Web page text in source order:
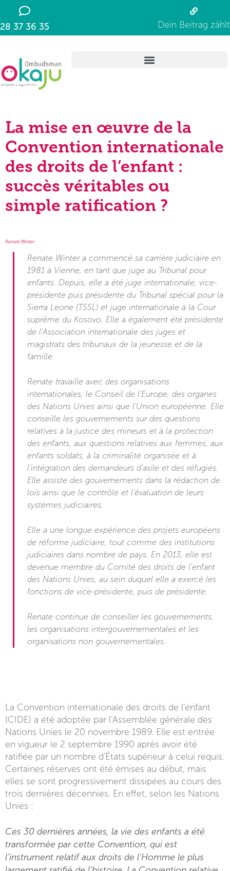
28 37 36 35 Dein Beitrag zählt
La mise en œuvre de la
Convention internationale
des droits de l’enfant :
succès véritables ou
simple ratification ?
Renate Winter
Renate Winter a commencé sa carrière judiciaire en
1981 à Vienne, en tant que juge au Tribunal pour
enfants. Depuis, elle a été juge internationale, vice-
présidente puis présidente du Tribunal spécial pour la
Sierra Leone (TSSL) et juge internationale à la Cour
suprême du Kosovo. Elle a également été présidente
de l’Association internationale des juges et
magistrats des tribunaux de la jeunesse et de la
famille.
Renate travaille avec des organisations
internationales, le Conseil de l’Europe, des organes
des Nations Unies ainsi que l’Union européenne. Elle
conseille les gouvernements sur des questions
relatives à la justice des mineurs et à la protection
des enfants, aux questions relatives aux femmes, aux
enfants soldats, à la criminalité organisée et à
l’intégration des demandeurs d’asile et des réfugiés.
Elle assiste des gouvernements dans la rédaction de
lois ainsi que le contrôle et l’évaluation de leurs
systèmes judiciaires.
Elle a une longue expérience des projets européens
de réforme judiciaire, tout comme des institutions
judiciaires dans nombre de pays. En 2013, elle est
devenue membre du Comité des droits de l’enfant
des Nations Unies, au sein duquel elle a exercé les
fonctions de vice-présidente, puis de présidente.
Renate continue de conseiller les gouvernements,
les organisations intergouvernementales et les
organisations non gouvernementales.
La Convention internationale des droits de l’enfant
(CIDE) a été adoptée par l’Assemblée générale des
Nations Unies le 20 novembre 1989. Elle est entrée
en vigueur le 2 septembre 1990 après avoir été
ratifiée par un nombre d’États supérieur à celui requis.
Certaines réserves ont été émises au début, mais
elles se sont progressivement dissipées au cours des
trois dernières décennies. En effet, selon les Nations
Unies :
Ces 30 dernières années, la vie des enfants a été
transformée par cette Convention, qui est
l’instrument relatif aux droits de l’Homme le plus